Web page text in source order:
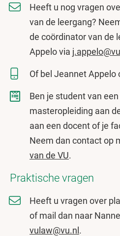
Heeft u nog vragen
van de leergang?
de coördinator van de
Appelo via
Of bel Jeannet Appelo
Ben je student van
masteropleiding aan
aan een docent of je
Neem dan contact op
van de VU.
Praktische vragen
Heeft u vragen over
of mail dan naar
vulaw@vu.nl .